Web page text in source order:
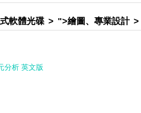
軟體光碟 ">繪圖、專業設計
分析 英文版